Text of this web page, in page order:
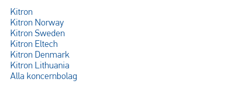
Kitron
Kitron Norway
Kitron Sweden
Kitron Eltech
Kitron Denmark
Kitron Lithuania
Alla koncernbolag